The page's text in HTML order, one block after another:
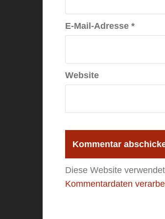
E-Mail-Adresse *
Website
Diese Website
Kommentardaten